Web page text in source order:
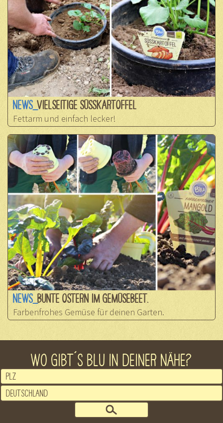
NEWS_VIELSEITIGE SÜSSKARTOFFEL
Fettarm und einfach lecker!
NEWS_ BUNTE OSTERN IM GEMÜSEBEET.
Farbenfrohes Gemüse für deinen Garten.
WO GIBT´S BLU IN DEINER NÄHE?